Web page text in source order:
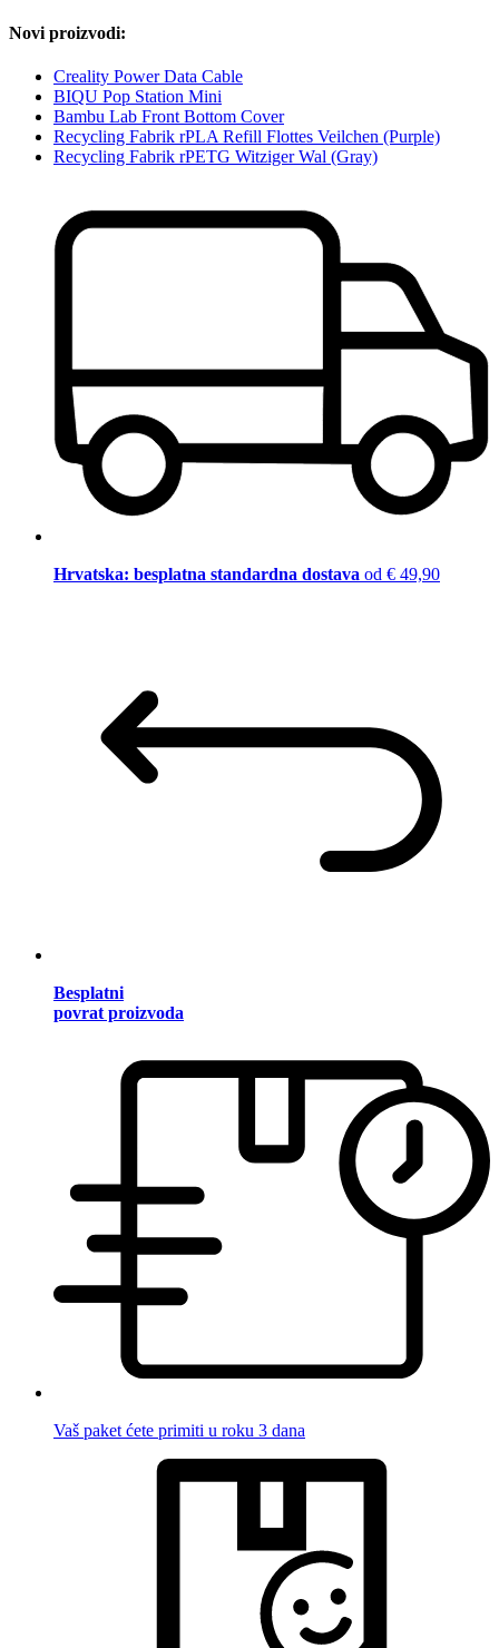
Novi proizvodi:
Creality Power Data Cable
BIQU Pop Station Mini
Bambu Lab Front Bottom Cover
Recycling Fabrik rPLA Refill Flottes Veilchen (Purple)
Recycling Fabrik rPETG Witziger Wal (Gray)
Hrvatska: besplatna standardna dostava od € 49,90
Besplatni
povrat proizvoda
Vaš paket ćete primiti u roku 3 dana